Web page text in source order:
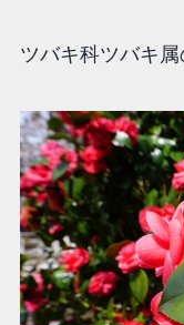
ツバキ科ツバキ属